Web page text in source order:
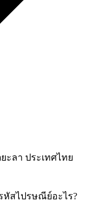
ะลา ประเทศไทย
หัสไปรษณีย์อะไร?